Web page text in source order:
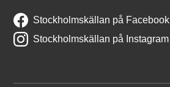
Stockholmskällan på Facebook
Stockholmskällan på Instagram